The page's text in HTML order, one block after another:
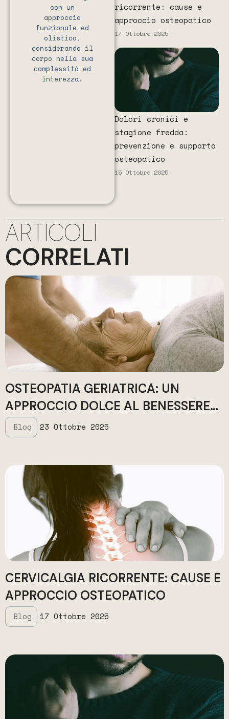
con un
approccio
funzionale ed
olistico,
considerando il
corpo nella sua
complessità ed
interezza.
ricorrente: cause e
approccio osteopatico
17 Ottobre 2025
Dolori cronici e
stagione fredda:
prevenzione e supporto
osteopatico
15 Ottobre 2025
ARTICOLI
CORRELATI
Blog 23 Ottobre 2025
OSTEOPATIA GERIATRICA: UN
APPROCCIO DOLCE AL BENESSERE
NELLA TERZA ETÀ
Blog 17 Ottobre 2025
CERVICALGIA RICORRENTE: CAUSE E
APPROCCIO OSTEOPATICO